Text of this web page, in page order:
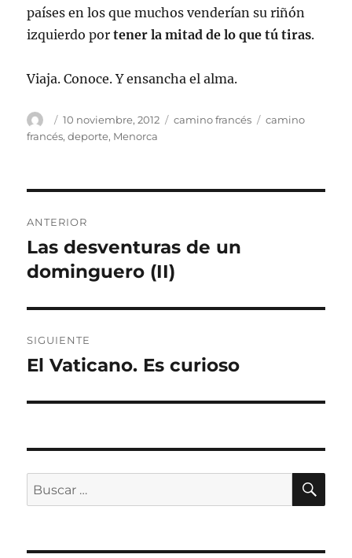
países en los que muchos venderían su riñón
izquierdo portener la mitad de lo que tú tiras.
Viaja. Conoce. Y ensancha el alma.
AutorPublicado
el
10 noviembre, 2012 Categorías
camino francés Etiquetas
camino
francés,deporte, Menorca
de
entradas
ANTERIOR
Entrada
anterior:
Las desventuras de un
dominguero (II)
SIGUIENTE
Entrada
El Vaticano. Es curioso
Buscar
por: